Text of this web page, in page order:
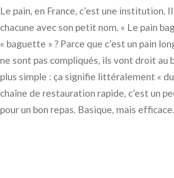
Le pain, en France, c’est une institution.
chacune avec son petit nom. « Le pain
« baguette » ? Parce que c’est un pain
ne sont pas compliqués, ils vont droit au
plus simple : ça signifie littéralement «
chaîne de restauration rapide, c’est un
pour un bon repas. Basique, mais efficace.